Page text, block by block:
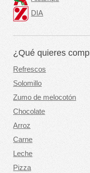
DIA
¿Qué quieres
Refrescos
Solomillo
Zumo de melocotón
Chocolate
Arroz
Carne
Leche
Pizza